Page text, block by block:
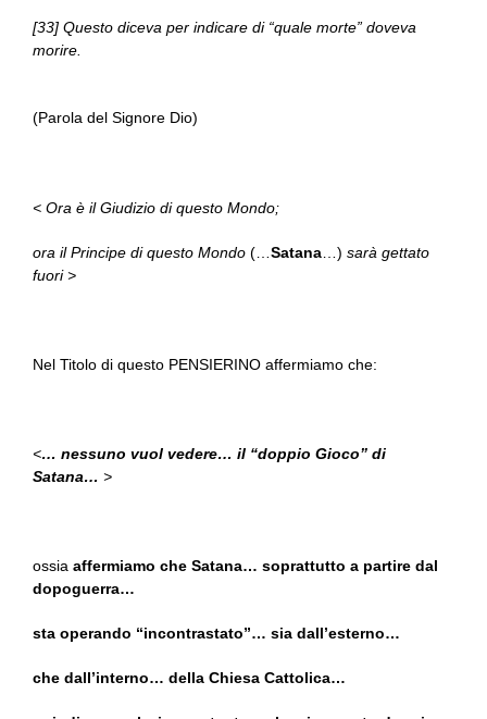
[33] Questo diceva per indicare di “quale morte” doveva
morire.
(Parola del Signore Dio)
< Ora è il Giudizio di questo Mondo;
ora il Principe di questo Mondo (… Satana …) sarà gettato
fuori >
Nel Titolo di questo PENSIERINO affermiamo che:
<… nessuno vuol vedere… il “doppio Gioco” di
Satana… >
ossia affermiamo che Satana… soprattutto a partire dal
dopoguerra…
sta operando “incontrastato”… sia dall’esterno…
che dall’interno… della Chiesa Cattolica…